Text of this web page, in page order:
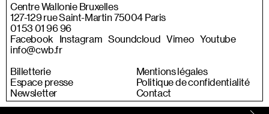
Centre Wallonie Bruxelles
127-129 rue Saint-Martin 75004 Paris
01 53 01 96 96
Facebook
Instagram Soundcloud Vimeo Youtube
info@cwb.fr
Billetterie
Espace presse
Newsletter
Mentions légales
Politique de confidentialité
Contact